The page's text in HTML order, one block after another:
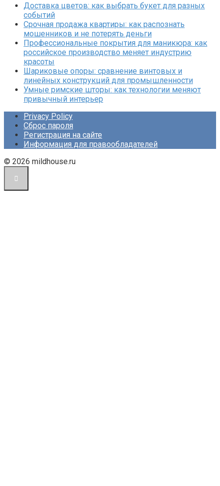
Доставка цветов: как выбрать букет для разных
событий
Срочная продажа квартиры: как распознать
мошенников и не потерять деньги
Профессиональные покрытия для маникюра: как
российское производство меняет индустрию
красоты
Шариковые опоры: сравнение винтовых и
линейных конструкций для промышленности
Умные римские шторы: как технологии меняют
привычный интерьер
Privacy Policy
Сброс пароля
Регистрация на сайте
Информация для правообладателей
© 2026 mildhouse.ru